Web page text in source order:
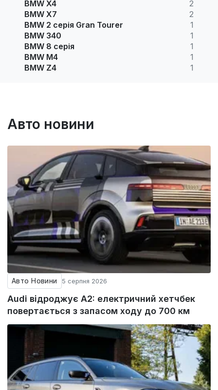
BMW X4
2
BMW X7
2
BMW 2 серія Gran Tourer
1
BMW 340
1
BMW 8 серія
1
BMW M4
1
BMW Z4
1
Авто новини
Авто Новини 5 серпня 2026
Audi відроджує A2: електричний хетчбек
повертається з запасом ходу до 700 км